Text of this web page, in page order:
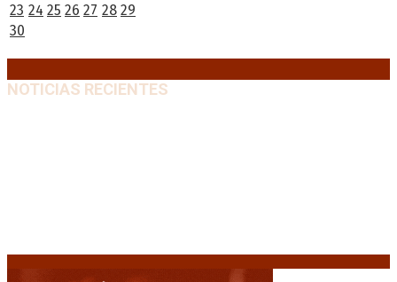
23 24 25 26 27 28 29
30
NOTICIAS RECIENTES